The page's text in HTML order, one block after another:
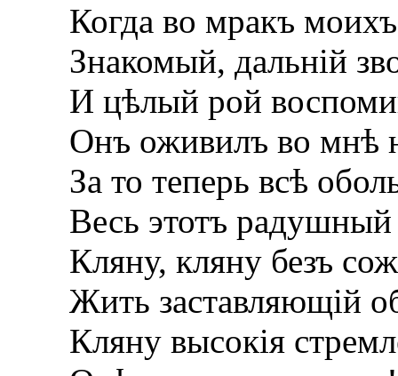
Когда во мракъ моихъ
Знакомый, дальній
И цѣлый рой
Онъ оживилъ во мнѣ
За то теперь всѣ
Весь этотъ
Кляну, кляну безъ
Жить заставляющій
Кляну высокія